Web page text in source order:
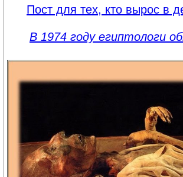
Пост для тех, кто вырос в
В 1974 году египтологи